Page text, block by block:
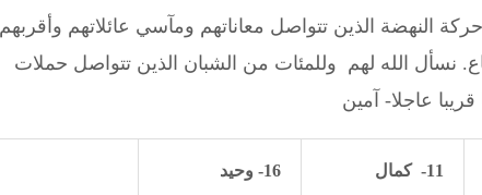
النهضة الذين تتواصل معاناتهم ومآسي عائلاتهم وأقربهم
نسأل الله لهم وللمئات من الشبان الذين تتواصل حملات
عاجلا- آمين
16- وحيد
11-
كمال